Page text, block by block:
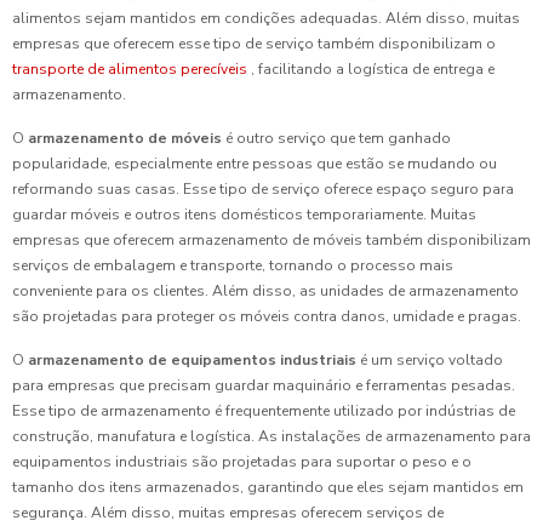
alimentos sejam mantidos em condições adequadas. Além disso, muitas
empresas que oferecem esse tipo de serviço também disponibilizam o
transporte de alimentos perecíveis , facilitando a logística de entrega e
armazenamento.
O armazenamento de móveis é outro serviço que tem ganhado
popularidade, especialmente entre pessoas que estão se mudando ou
reformando suas casas. Esse tipo de serviço oferece espaço seguro para
guardar móveis e outros itens domésticos temporariamente. Muitas
empresas que oferecem armazenamento de móveis também disponibilizam
serviços de embalagem e transporte, tornando o processo mais
conveniente para os clientes. Além disso, as unidades de armazenamento
são projetadas para proteger os móveis contra danos, umidade e pragas.
O armazenamento de equipamentos industriais é um serviço voltado
para empresas que precisam guardar maquinário e ferramentas pesadas.
Esse tipo de armazenamento é frequentemente utilizado por indústrias de
construção, manufatura e logística. As instalações de armazenamento para
equipamentos industriais são projetadas para suportar o peso e o
tamanho dos itens armazenados, garantindo que eles sejam mantidos em
segurança. Além disso, muitas empresas oferecem serviços de